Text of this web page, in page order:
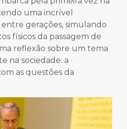
uma incrível
gerações, simulando
físicos da passagem de
reflexão sobre um tema
na sociedade: a
as questões da